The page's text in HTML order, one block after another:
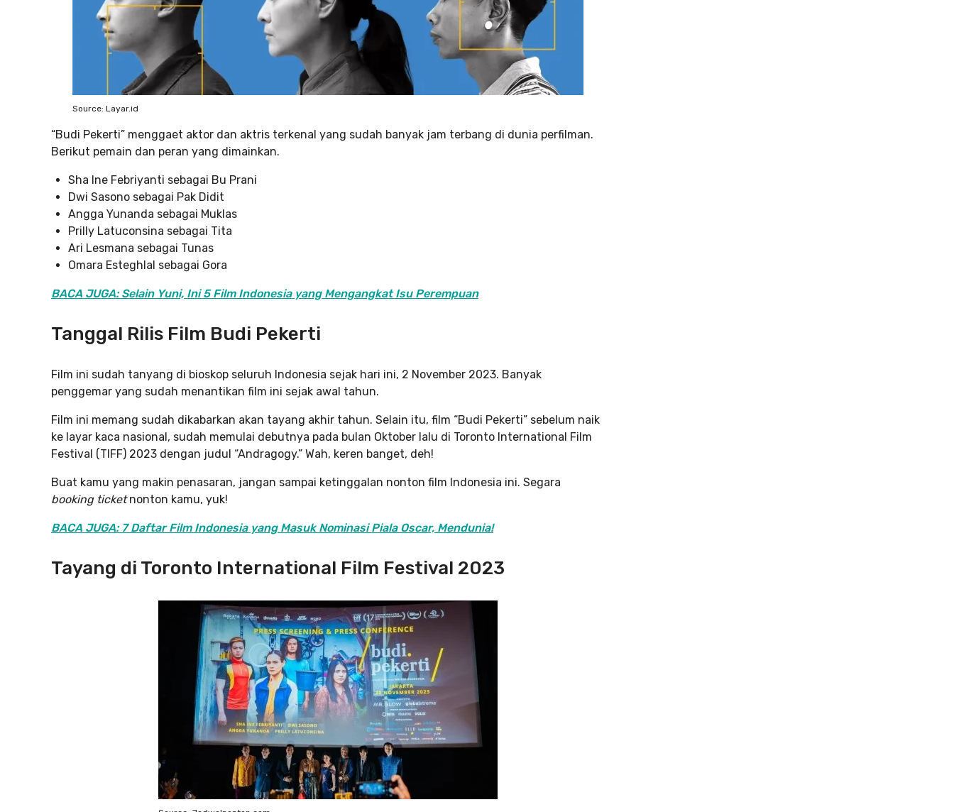
Source: Layar.id
“Budi Pekerti” menggaet aktor dan aktris terkenal yang sudah banyak jam terbang di dunia perfilman.
Berikut pemain dan peran yang dimainkan.
Sha Ine Febriyanti sebagai Bu Prani
Dwi Sasono sebagai Pak Didit
Angga Yunanda sebagai Muklas
Prilly Latuconsina sebagai Tita
Ari Lesmana sebagai Tunas
Omara Esteghlal sebagai Gora
BACA JUGA: Selain Yuni, Ini 5 Film Indonesia yang Mengangkat Isu Perempuan
Tanggal Rilis Film Budi Pekerti
Film ini sudah tanyang di bioskop seluruh Indonesia sejak hari ini, 2 November 2023. Banyak
penggemar yang sudah menantikan film ini sejak awal tahun.
Film ini memang sudah dikabarkan akan tayang akhir tahun. Selain itu, film “Budi Pekerti” sebelum naik
ke layar kaca nasional, sudah memulai debutnya pada bulan Oktober lalu di Toronto International Film
Festival (TIFF) 2023 dengan judul “Andragogy.” Wah, keren banget, deh!
Buat kamu yang makin penasaran, jangan sampai ketinggalan nonton film Indonesia ini. Segara
booking ticketnonton kamu, yuk!
BACA JUGA: 7 Daftar Film Indonesia yang Masuk Nominasi Piala Oscar, Mendunia!
Tayang di Toronto International Film Festival 2023